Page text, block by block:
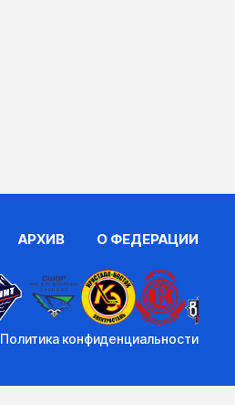
АРХИВ О ФЕДЕРАЦИИ
Политика конфиденциальности